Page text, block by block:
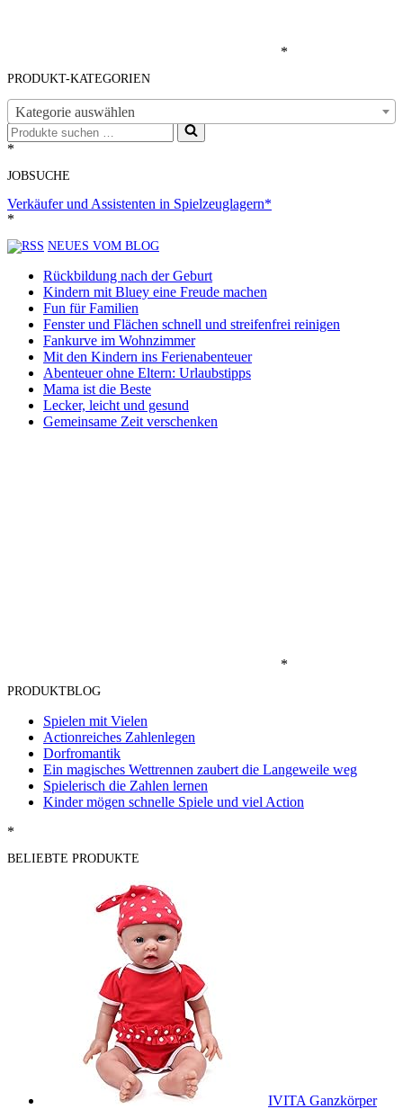
*
PRODUKT-KATEGORIEN
Kategorie auswählen
Suchen
nach …
*
JOBSUCHE
Verkäufer und Assistenten in Spielzeuglagern*
*
NEUES VOM BLOG
Rückbildung nach der Geburt
Kindern mit Bluey eine Freude machen
Fun für Familien
Fenster und Flächen schnell und streifenfrei reinigen
Fankurve im Wohnzimmer
Mit den Kindern ins Ferienabenteuer
Abenteuer ohne Eltern: Urlaubstipps
Mama ist die Beste
Lecker, leicht und gesund
Gemeinsame Zeit verschenken
*
PRODUKTBLOG
Spielen mit Vielen
Actionreiches Zahlenlegen
Dorfromantik
Ein magisches Wettrennen zaubert die Langeweile weg
Spielerisch die Zahlen lernen
Kinder mögen schnelle Spiele und viel Action
*
BELIEBTE PRODUKTE
IVITA Ganzkörper